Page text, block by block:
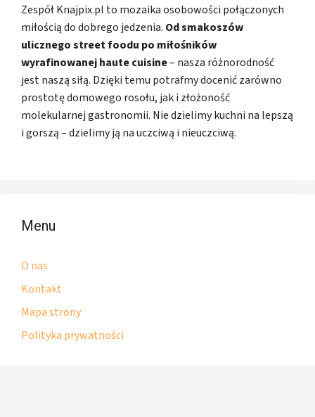
Zespół Knajpix.pl to mozaika osobowości połączonych
miłością do dobrego jedzenia. Od smakoszów
ulicznego street foodu po miłośników
wyrafinowanej haute cuisine– nasza różnorodność
jest naszą siłą. Dzięki temu potrafmy docenić zarówno
prostotę domowego rosołu, jak i złożoność
molekularnej gastronomii. Nie dzielimy kuchni na lepszą
i gorszą – dzielimy ją na uczciwą i nieuczciwą.
Menu
O nas
Kontakt
Mapa strony
Polityka prywatności